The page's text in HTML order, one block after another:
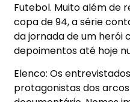
Futebol. Muito além de
copa de 94, a série
da jornada de um herói
depoimentos até hoje
Elenco: Os
protagonistas dos